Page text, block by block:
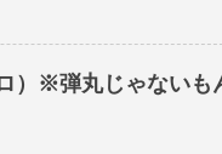
の動物病院に予約を取
の先生がいるので見て
話しました。一つは、い
朝だったため、通学の
かと言うと、乗車して
始めます。高校生だけで
込んだみたい。 小海駅
）※弾丸じゃないも